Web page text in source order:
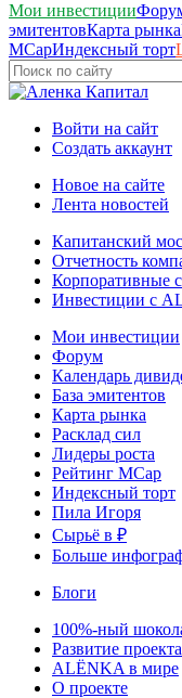
Мои инвестиции
эмитентовКарта рынка
MCapИндексный торт
Войти на сайт
Создать аккаунт
Новое на сайте
Лента новостей
Капитанский
Отчетность
Корпоративные
Инвестиции с
Мои инвестиции
Форум
Календарь
База эмитентов
Карта рынка
Расклад сил
Лидеры роста
Рейтинг MCap
Индексный торт
Пила Игоря
Сырьё в ₽
Больше
Блоги
100%-ный
Развитие проекта
ALЁNKA в мире
О проекте